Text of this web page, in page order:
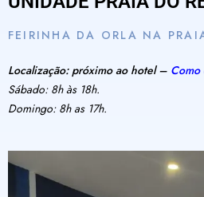
FEIRINHA DA ORLA NA
Localização: próximo ao hotel – Como
Sábado: 8h às 18h.
Domingo: 8h as 17h.